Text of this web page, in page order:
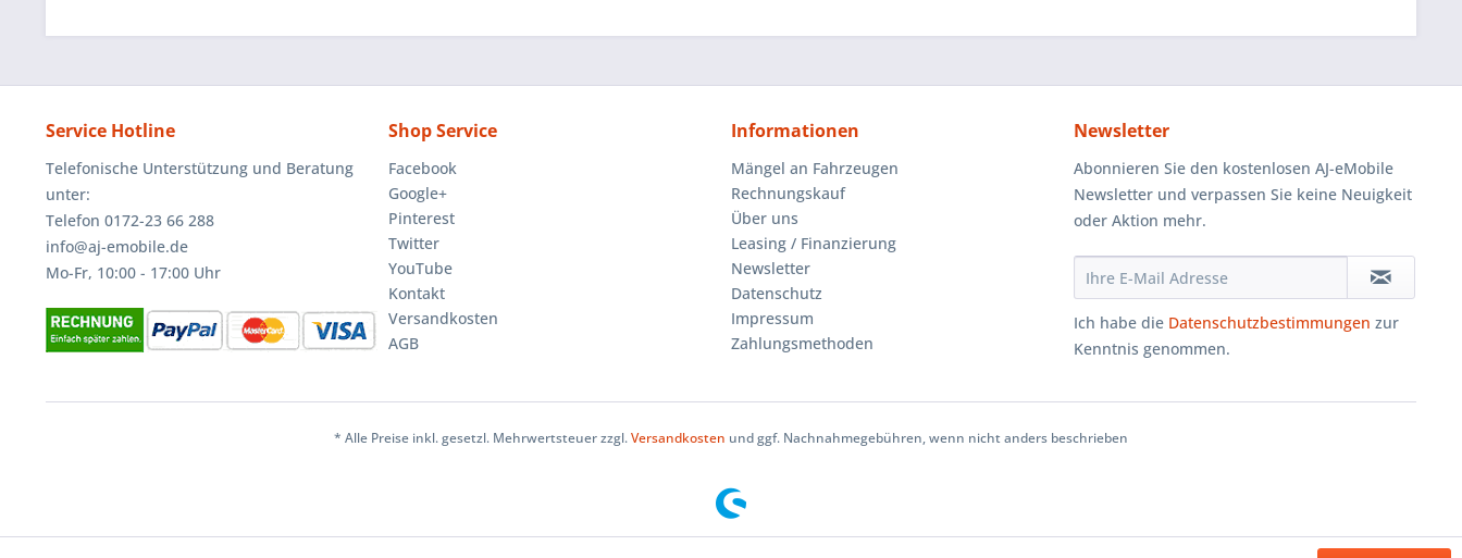
Service Hotline
Telefonische Unterstützung und Beratung
unter:
Telefon 0172-23 66 288
info@aj-emobile.de
Mo-Fr, 10:00 - 17:00 Uhr
Shop Service
Facebook
Google+
Pinterest
Twitter
YouTube
Kontakt
Versandkosten
AGB
Informationen
Mängel an Fahrzeugen
Rechnungskauf
Über uns
Leasing / Finanzierung
Newsletter
Datenschutz
Impressum
Zahlungsmethoden
Newsletter
Abonnieren Sie den kostenlosen AJ-eMobile
Newsletter und verpassen Sie keine Neuigkeit
oder Aktion mehr.
Ich habe die Datenschutzbestimmungen zur
Kenntnis genommen.
* Alle Preise inkl. gesetzl. Mehrwertsteuer zzgl.Versandkosten und ggf. Nachnahmegebühren, wenn nicht anders beschrieben